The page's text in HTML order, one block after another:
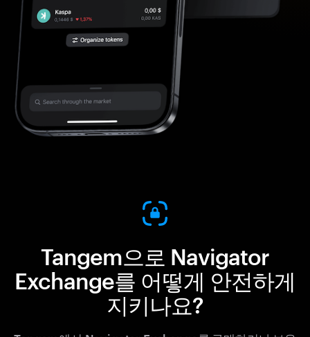
Tangem으로 Navigator
Exchange를 어떻게 안전하게
지키나요?